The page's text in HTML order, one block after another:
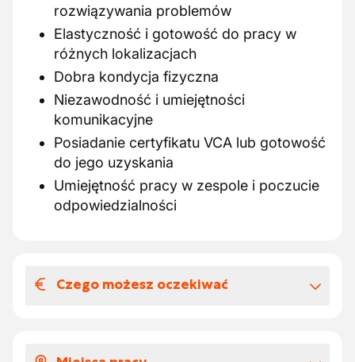
rozwiązywania problemów
Elastyczność i gotowość do pracy w
różnych lokalizacjach
Dobra kondycja fizyczna
Niezawodność i umiejętności
komunikacyjne
Posiadanie certyfikatu VCA lub gotowość
do jego uzyskania
Umiejętność pracy w zespole i poczucie
odpowiedzialności
Czego możesz oczekiwać